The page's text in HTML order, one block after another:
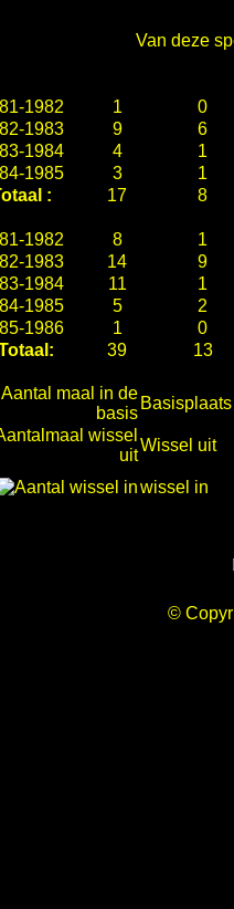
Van deze
1982 1
0
1983
9
6
1984
4
1
1985
3
1
:
17 8
1982 8
1
1983
14
9
1984
11
1
1985
5
2
1986
1
0
39 13
Basisplaats
Wissel uit
wissel in
©